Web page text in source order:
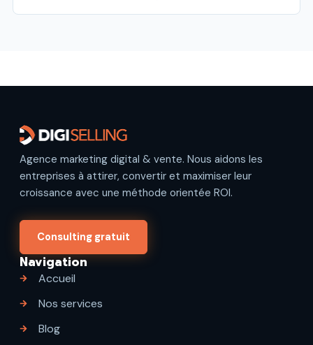
Agence marketing digital & vente. Nous aidons les
entreprises à attirer, convertir et maximiser leur
croissance avec une méthode orientée ROI.
Consulting gratuit
Navigation
Accueil
Nos services
Blog